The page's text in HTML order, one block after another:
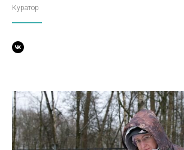
Куратор